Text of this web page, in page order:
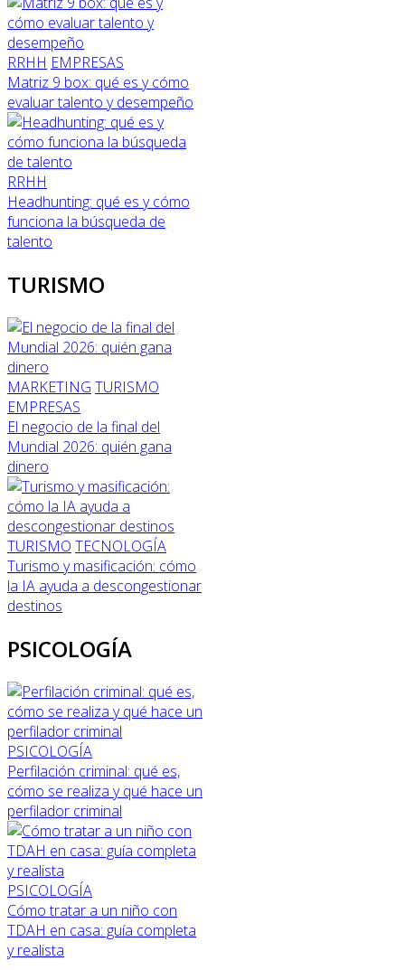
RRHH EMPRESAS
Matriz 9 box: qué es y cómo
evaluar talento y desempeño
RRHH
Headhunting: qué es y cómo
funciona la búsqueda de
talento
TURISMO
MARKETING TURISMO
EMPRESAS
El negocio de la final del
Mundial 2026: quién gana
dinero
TURISMO TECNOLOGÍA
Turismo y masificación: cómo
la IA ayuda a descongestionar
destinos
PSICOLOGÍA
PSICOLOGÍA
Perfilación criminal: qué es,
cómo se realiza y qué hace un
perfilador criminal
PSICOLOGÍA
Cómo tratar a un niño con
TDAH en casa: guía completa
y realista